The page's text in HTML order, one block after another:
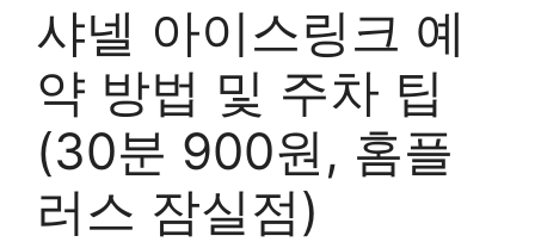
샤넬 아이스링크 예
약 방법 및 주차 팁
(30분 900원, 홈플
러스 잠실점)